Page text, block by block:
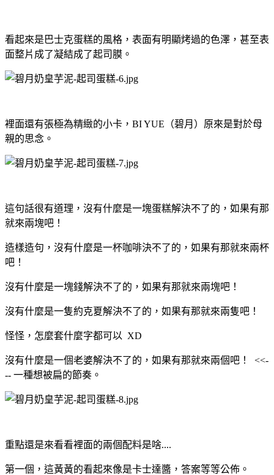
看起來是巴士克蛋糕的風格，表面有明顯烤過的色澤，甚至表
面整片成了凝結成了起司膜。
裡面還有張極為精緻的小卡，BI YUE（碧月）原來是對於母
親的思念。
這句話很有道理，沒有什麼是一塊蛋糕解決不了的，如果有那
就來兩塊吧！
造樣造句，沒有什麼是一杯咖啡決不了的，如果有那就來兩杯
吧！
沒有什麼是一塊錢解決不了的，如果有那就來兩塊吧！
沒有什麼是一隻約克夏解決不了的，如果有那就來兩隻吧！
怪怪，怎麼套什麼字都可以 XD
沒有什麼是一個老婆解決不了的，如果有那就來兩個吧！ <<-
-- 一種想被扁的節奏。
重點還是來看看裡面的兩個配料是啥....
第一個，這黃黃的看起來像是卡士達醬，答案等等公佈。